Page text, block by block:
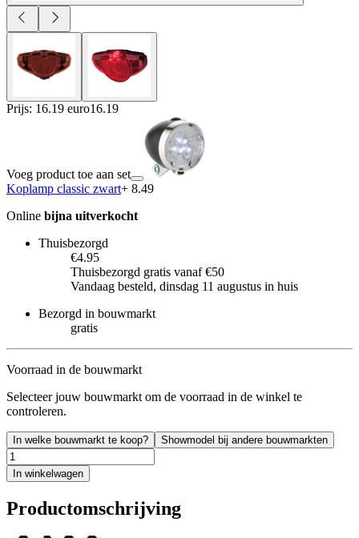
Prijs: 16.19 euro16.19
Voeg product toe aan set
Koplamp classic zwart+ 8.49
Online bijna uitverkocht
Thuisbezorgd
€4.95
Thuisbezorgd gratis vanaf €50
Vandaag besteld, dinsdag 11 augustus in huis
Bezorgd in bouwmarkt
gratis
Voorraad in de bouwmarkt
Selecteer jouw bouwmarkt om de voorraad in de winkel te
controleren.
In welke bouwmarkt te koop? Showmodel bij andere bouwmarkten
In winkelwagen
Productomschrijving